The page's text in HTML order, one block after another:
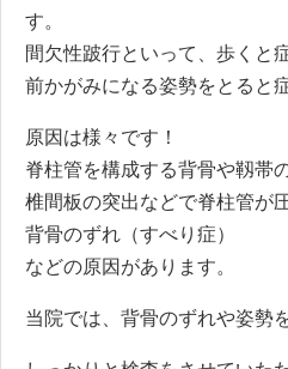
す。
間欠性跛行といって、歩くと
前かがみになる姿勢をとると
原因は様々です！
脊柱管を構成する背骨や靱帯
椎間板の突出などで脊柱管が
背骨のずれ（すべり症）
などの原因があります。
当院では、背骨のずれや姿勢